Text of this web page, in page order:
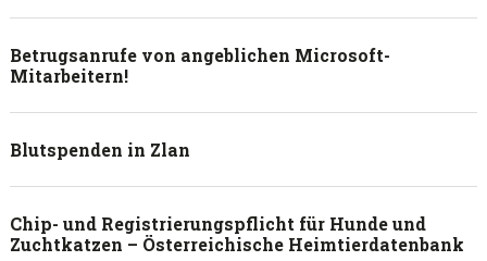
Betrugsanrufe von angeblichen Microsoft-
Mitarbeitern!
Blutspenden in Zlan
Chip- und Registrierungspflicht für Hunde und
Zuchtkatzen – Österreichische Heimtierdatenbank